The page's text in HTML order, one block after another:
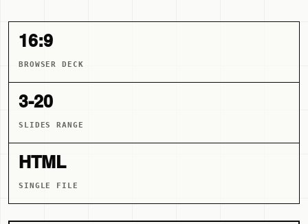
16:9
BROWSER DECK
3-20
SLIDES RANGE
HTML
SINGLE FILE